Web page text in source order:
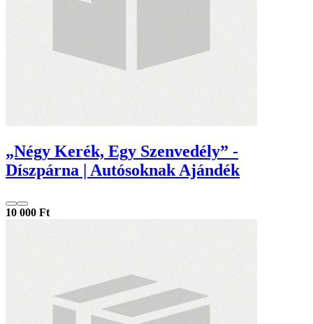
„Négy Kerék, Egy Szenvedély” -
Díszpárna | Autósoknak Ajándék
10 000 Ft